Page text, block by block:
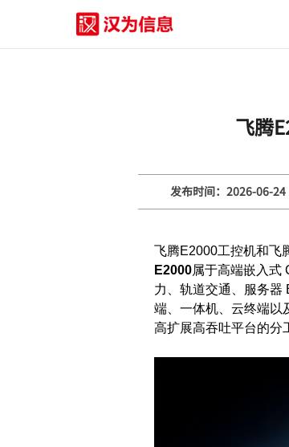
飞腾
发布时间：2026-06-24
飞腾E2000工控机和飞
E2000属于高端嵌入式
力、轨道交通、服务器
端、一体机、云终端以
高扩展高吞吐平台的分